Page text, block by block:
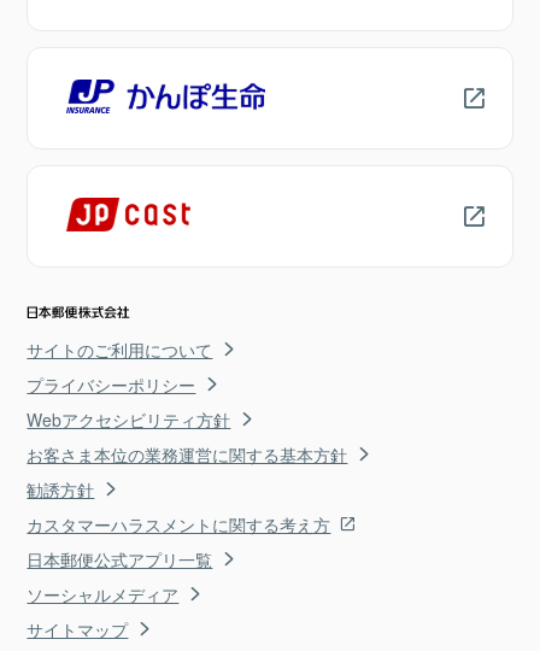
サイトのご利用について
プライバシーポリシー
Webアクセシビリティ方針
お客さま本位の業務運営に関する基本方針
勧誘方針
カスタマーハラスメントに関する考え方
日本郵便公式アプリ一覧
ソーシャルメディア
サイトマップ